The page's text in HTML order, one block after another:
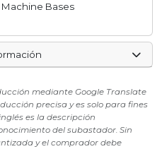
Machine Bases
mediante Google Translate
precisa y es solo para fines
es la descripción
del subastador. Sin
y el comprador debe